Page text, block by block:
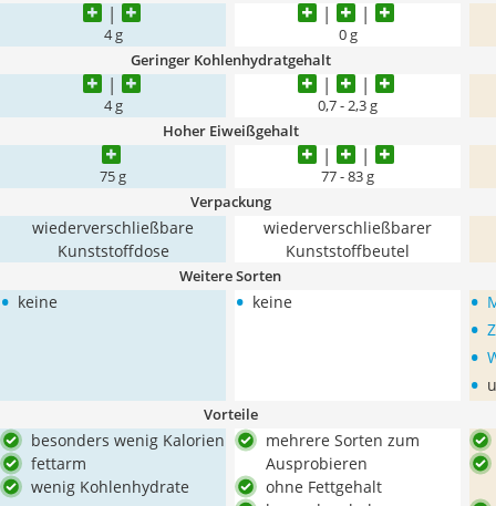
4 g 0 g
Geringer Kohlenhydratgehalt
4 g 0,7 - 2,3 g
Hoher Eiweißgehalt
75 g 77 - 83 g
Verpackung
wiederverschließbare
Kunststoffdose
wiederverschließbarer
Kunststoffbeutel
Weitere Sorten
• keine • keine •
•
•
•
Vorteile
besonders wenig Kalorien
fettarm
wenig Kohlenhydrate
mehrere Sorten zum
Ausprobieren
ohne Fettgehalt